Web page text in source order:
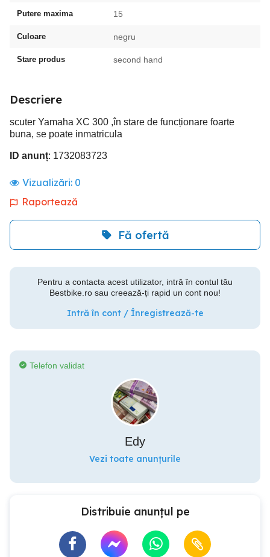
Putere maxima 15
Culoare negru
Stare produs second hand
Descriere
scuter Yamaha XC 300 ,în stare de funcționare foarte
buna, se poate inmatricula
ID anunț: 1732083723
Vizualizări: 0
Raportează
Fă ofertă
Pentru a contacta acest utilizator, intră în contul tău
Bestbike.ro sau creează-ți rapid un cont nou!
Intră în cont / Înregistrează-te
Telefon validat
Edy
Vezi toate anunțurile
Distribuie anunțul pe